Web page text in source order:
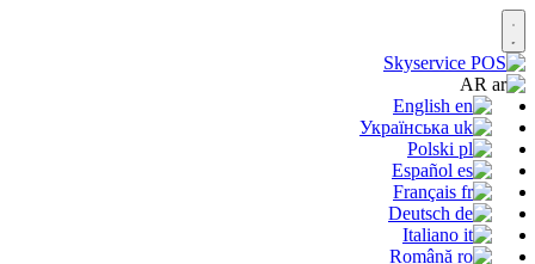
English
Українська
Polski
Español
Français
Deutsch
Italiano
Română